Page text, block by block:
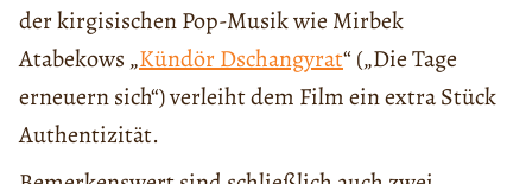
der kirgisischen Pop-Musik wie Mirbek
Atabekows „Kündör Dschangyrat“ („Die Tage
erneuern sich“) verleiht dem Film ein extra Stück
Authentizität.